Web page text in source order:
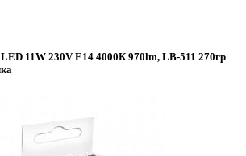
11W 230V E14 4000К 970lm, LB-511 270гр